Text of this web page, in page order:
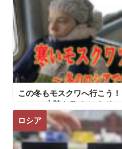
この冬もモスクワへ行こう
2019 」大陸トラベル×おそ
のお知らせ
ロシア